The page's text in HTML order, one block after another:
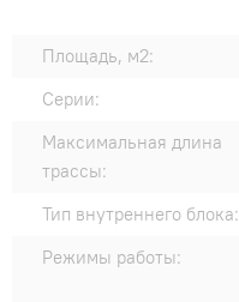
Площадь, м2:
Серии:
Максимальная длина
трассы:
Тип внутреннего блока:
Режимы работы: